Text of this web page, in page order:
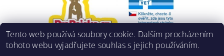
Tento web používá soubory cookie. Dalším procházením
tohoto webu vyjadřujete souhlas s jejich používáním.